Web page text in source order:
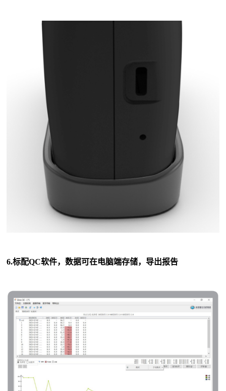
6.标配QC软件，数据可在电脑端存储，导出报告